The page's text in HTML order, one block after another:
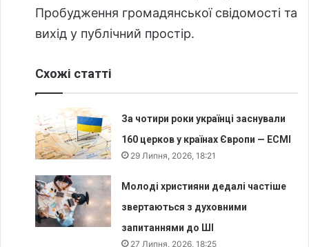
Пробудження громадянської свідомості та
вихід у публічний простір.
Схожі статті
За чотири роки українці заснували
160 церков у країнах Європи — ECMI
29 Липня, 2026, 18:21
Молоді християни дедалі частіше
звертаються з духовними
запитаннями до ШІ
27 Липня, 2026, 18:25